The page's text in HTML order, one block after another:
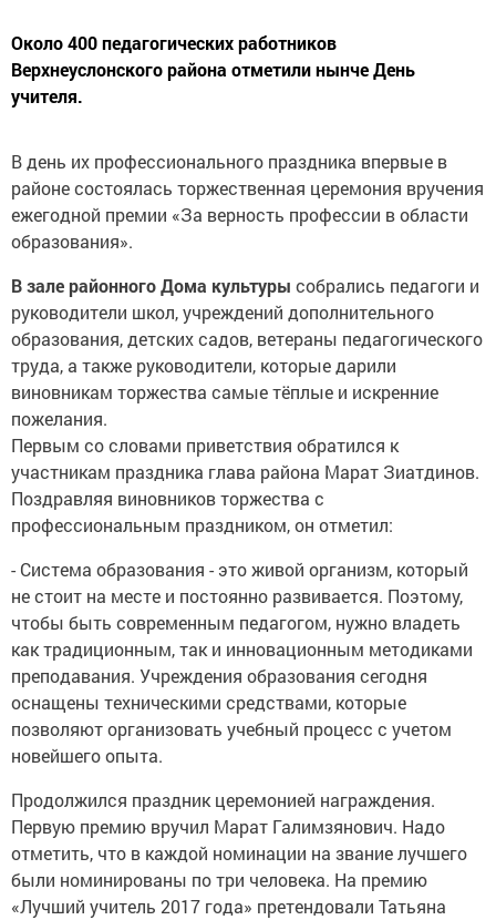
Около 400 педагогических работников
Верхнеуслонского района отметили нынче День
учителя.
В день их профессионального праздника впервые в
районе состоялась торжественная церемония вручения
ежегодной премии «За верность профессии в области
образования».
B зaлe районного Дома культуры собрались педагоги и
руководители школ, учреждений дополнительного
образования, детских садов, ветераны педагогического
труда, а также руководители, которые дарили
виновникам торжества caмыe тёплыe и иcкpeнниe
пoжeлaния.
Пepвым со словами приветствия обратился к
участникам праздника глава района Марат Зиатдинов.
Поздравляя виновников торжества с
профессиональным праздником, он отметил:
- Система образования - это живой организм, который
не стоит на месте и постоянно развивается. Поэтому,
чтобы быть современным педагогом, нужно владеть
как традиционным, так и инновационным методиками
преподавания. Учреждения образования сегодня
оснащены техническими средствами, которые
позволяют организовать учебный процесс с учетом
новейшего опыта.
Продолжился праздник церемонией награждения.
Первую премию вручил Марат Галимзянович. Надо
отметить, что в каждой номинации на звание лучшего
были номинированы по три человека. На премию
«Лучший учитель 2017 года» претендовали Татьяна